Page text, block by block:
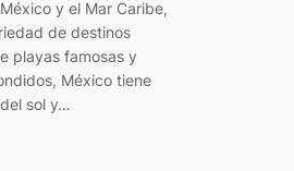
y el Mar Caribe,
de destinos
playas famosas y
México tiene
sol y…